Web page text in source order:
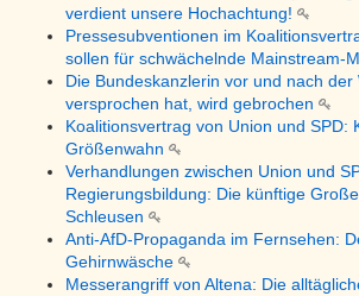
verdient unsere Hochachtung!
Pressesubventionen im
sollen für schwächelnde Mainstream-
Die Bundeskanzlerin vor und nach der
versprochen hat, wird gebrochen
Koalitionsvertrag von Union und SPD:
Größenwahn
Verhandlungen zwischen Union und
Regierungsbildung: Die künftige
Schleusen
Anti-AfD-Propaganda im Fernsehen:
Gehirnwäsche
Messerangriff von Altena: Die